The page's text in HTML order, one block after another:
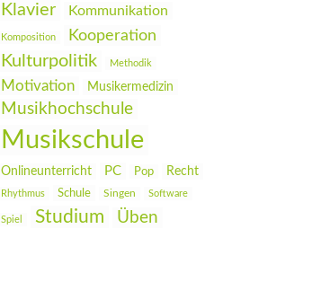
Klavier Kommunikation
Komposition Kooperation
Kulturpolitik Methodik
Motivation Musikermedizin
Musikhochschule
Musikschule
Onlineunterricht PC Pop Recht
Rhythmus Schule Singen Software
Spiel Studium Üben